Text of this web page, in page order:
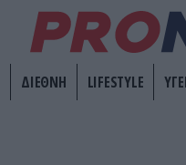
ΔΙΕΘΝΗ LIFESTYLE